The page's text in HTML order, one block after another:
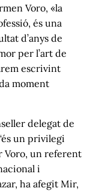
Voro, «la
és una
d’anys de
per l’art de
escrivint
moment
delegat de
un privilegi
Voro, un referent
i
ha afegit Mir,